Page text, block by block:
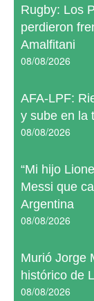
Rugby: Los
perdieron
Amalfitani
08/08/2026
AFA-LPF:
y sube en la
08/08/2026
“Mi hijo
Messi que
Argentina
08/08/2026
Murió Jorge
histórico de
08/08/2026